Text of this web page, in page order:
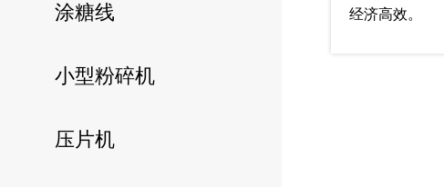
涂糖线
小型粉碎机
压片机
经济高效。